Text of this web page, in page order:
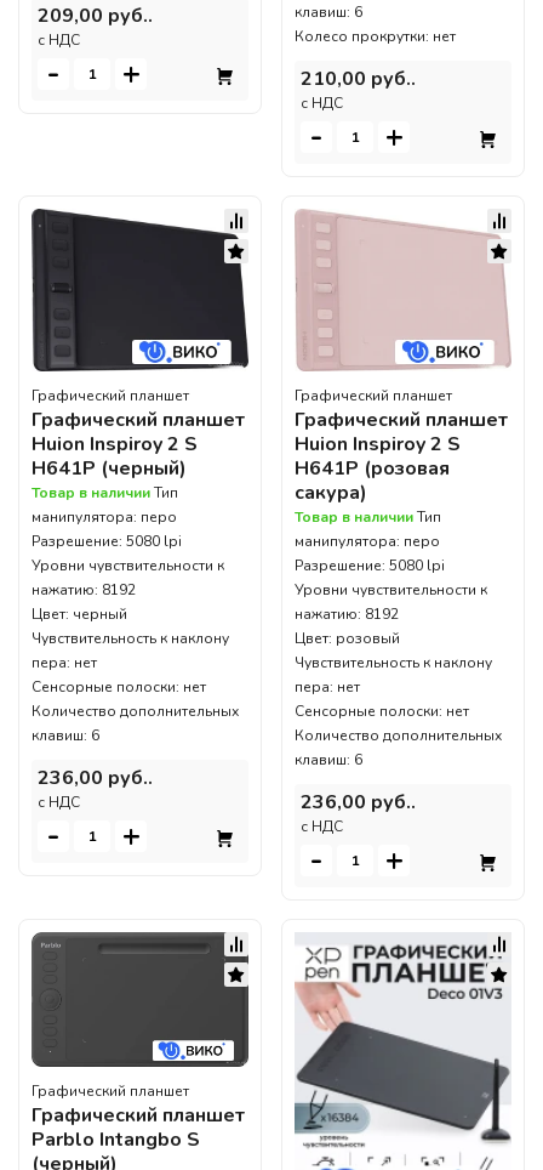
209,00 руб..
c НДС
- +
клавиш: 6
Колесо прокрутки: нет
210,00 руб..
c НДС
- +
Графический планшет
Графический планшет
Huion Inspiroy 2 S
H641P (черный)
Товар в наличииТип
манипулятора: перо
Разрешение: 5080 lpi
Уровни чувствительности к
нажатию: 8192
Цвет: черный
Чувствительность к наклону
пера: нет
Сенсорные полоски: нет
Количество дополнительных
клавиш: 6
236,00 руб..
c НДС
- +
Графический планшет
Графический планшет
Huion Inspiroy 2 S
H641P (розовая
сакура)
Товар в наличииТип
манипулятора: перо
Разрешение: 5080 lpi
Уровни чувствительности к
нажатию: 8192
Цвет: розовый
Чувствительность к наклону
пера: нет
Сенсорные полоски: нет
Количество дополнительных
клавиш: 6
236,00 руб..
c НДС
- +
Графический планшет
Графический планшет
Parblo Intangbo S
(черный)